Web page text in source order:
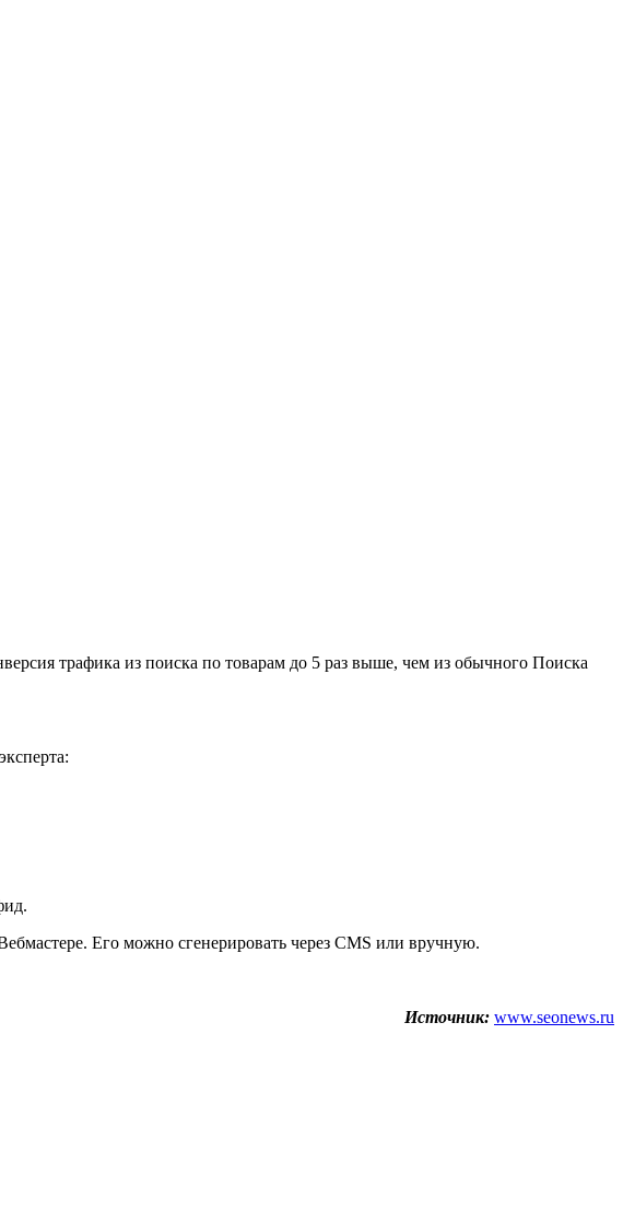
трафика из поиска по товарам до 5 раз выше, чем из обычного Поиска
Его можно сгенерировать через CMS или вручную.
Источник: www.seonews.ru